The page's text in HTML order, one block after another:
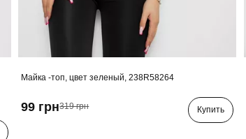
Майка -топ, цвет зеленый, 238R58264
99 грн319 грн Купить